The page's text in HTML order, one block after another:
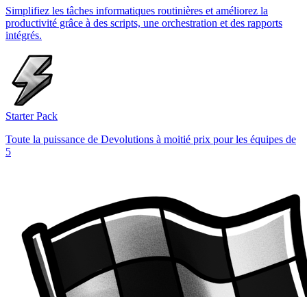
Simplifiez les tâches informatiques routinières et améliorez la
productivité grâce à des scripts, une orchestration et des rapports
intégrés.
Starter Pack
Toute la puissance de Devolutions à moitié prix pour les équipes de
5